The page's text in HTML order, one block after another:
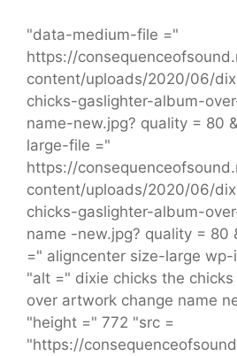
"data-medium-file ="
https://
content/uploads/2020/06/
chicks-gaslighter-album-
name-new.jpg? quality = 80
large-file ="
https://
content/uploads/2020/06/
chicks-gaslighter-album-
name -new.jpg? quality = 80
=" aligncenter size-large
"alt =" dixie chicks the
over artwork change name
"height =" 772 "src =
"https://